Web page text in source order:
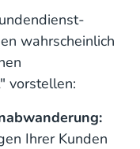
gegenüber
zwei getrennte
Hauptursache
wahrscheinlich
vorstellen:
Ihrer Kunden